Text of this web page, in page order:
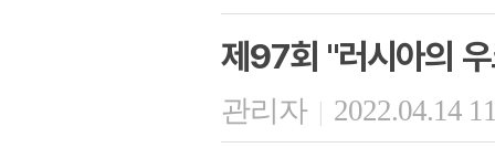
제97회 "러시아의
관리자 | 2022.04.14